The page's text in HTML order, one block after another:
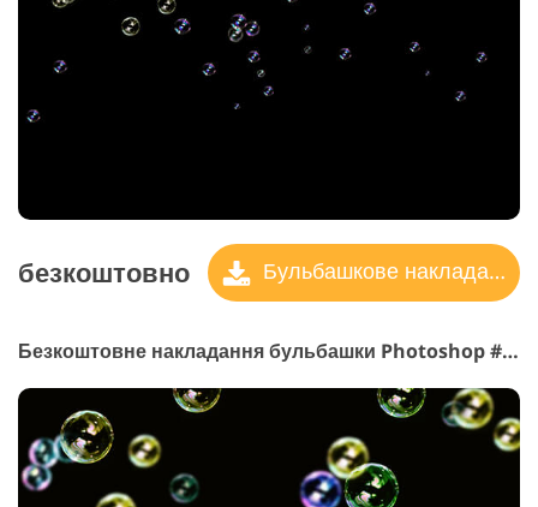
безкоштовно Бульбашкове накладання
Безкоштовне накладання бульбашки Photoshop #26 "Color Fantasy"